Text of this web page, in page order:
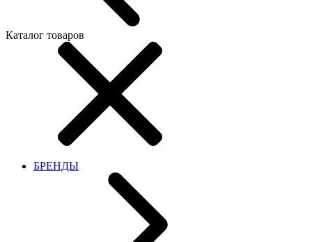
Каталог товаров
БРЕНДЫ